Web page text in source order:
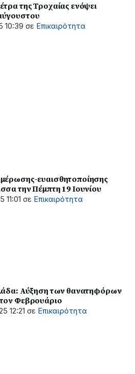
της Τροχαίας ενόψει
10:39 σε Επικαιρότητα
ευαισθητοποίησης
την Πέμπτη 19 Ιουνίου
11:01 σε Επικαιρότητα
Αύξηση των θανατηφόρων
Φεβρουάριο
12:21 σε Επικαιρότητα